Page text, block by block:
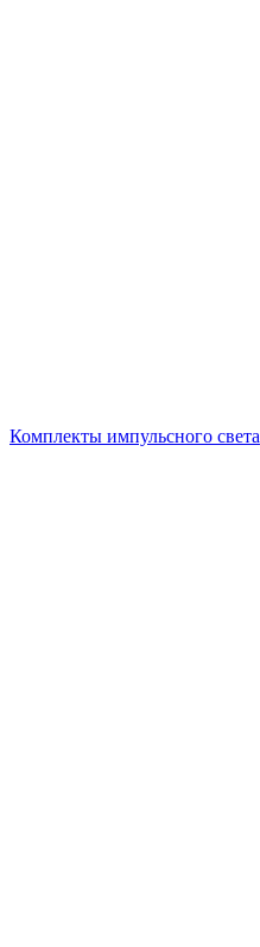
Комплекты импульсного света